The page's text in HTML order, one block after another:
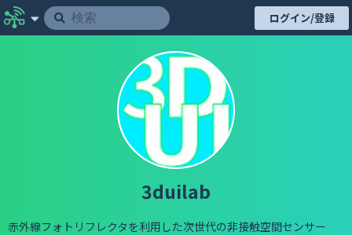
ログイン/登録
3duilab
赤外線フォトリフレクタを利用した次世代の非接触空間センサー